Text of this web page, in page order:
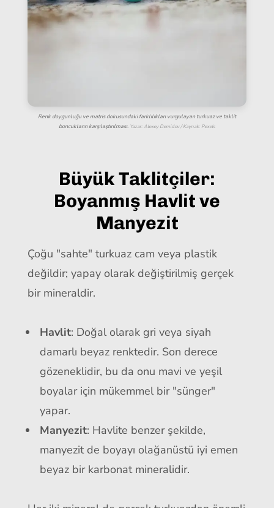
Renk doygunluğu ve matris dokusundaki farklılıkları vurgulayan turkuaz ve taklit
boncukların karşılaştırılması. Yazar: Alexey Demidov / Kaynak: Pexels
Büyük Taklitçiler:
Boyanmış Havlit ve
Manyezit
Çoğu "sahte" turkuaz cam veya plastik
değildir; yapay olarak değiştirilmiş gerçek
bir mineraldir.
Havlit: Doğal olarak gri veya siyah
damarlı beyaz renktedir. Son derece
gözeneklidir, bu da onu mavi ve yeşil
boyalar için mükemmel bir "sünger"
yapar.
Manyezit: Havlite benzer şekilde,
manyezit de boyayı olağanüstü iyi emen
beyaz bir karbonat mineralidir.